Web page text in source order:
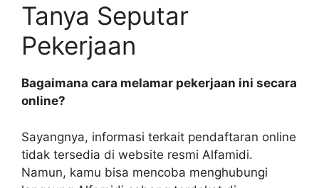
Tanya Seputar
Pekerjaan
Bagaimana cara melamar pekerjaan ini secara
online?
Sayangnya, informasi terkait pendaftaran online
tidak tersedia di website resmi Alfamidi.
Namun, kamu bisa mencoba menghubungi